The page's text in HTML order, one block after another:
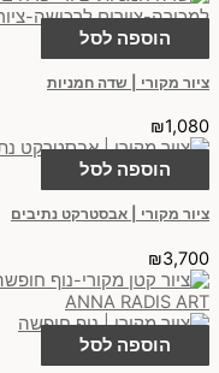
הוספה לסל
ציור מקורי | שדה חמניות
₪1,080
הוספה לסל
ציור מקורי | אבסטרקט נתיבים
₪3,700
הוספה לסל